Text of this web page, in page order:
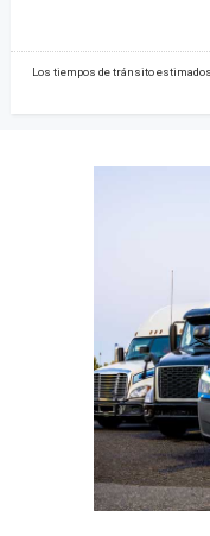
Los tiempos de tránsito